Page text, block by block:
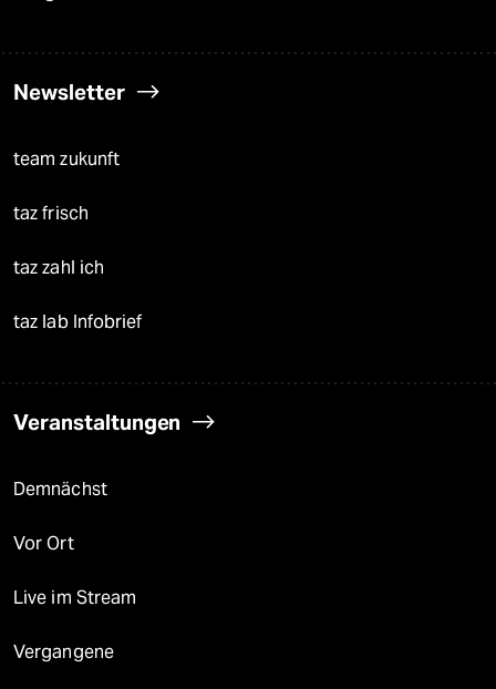
Newsletter
team zukunft
taz frisch
taz zahl ich
taz lab Infobrief
Veranstaltungen
Demnächst
Vor Ort
Live im Stream
Vergangene